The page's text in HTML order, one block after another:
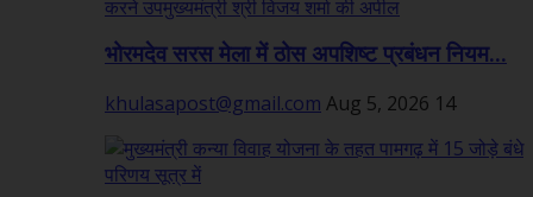
भोरमदेव सरस मेला में ठोस अपशिष्ट प्रबंधन नियम...
khulasapost@gmail.com Aug 5, 2026 14